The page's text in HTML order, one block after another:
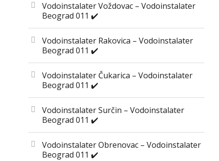
Vodoinstalater Voždovac – Vodoinstalater
Beograd 011 ✔️
Vodoinstalater Rakovica – Vodoinstalater
Beograd 011 ✔️
Vodoinstalater Čukarica – Vodoinstalater
Beograd 011 ✔️
Vodoinstalater Surčin – Vodoinstalater
Beograd 011 ✔️
Vodoinstalater Obrenovac – Vodoinstalater
Beograd 011 ✔️